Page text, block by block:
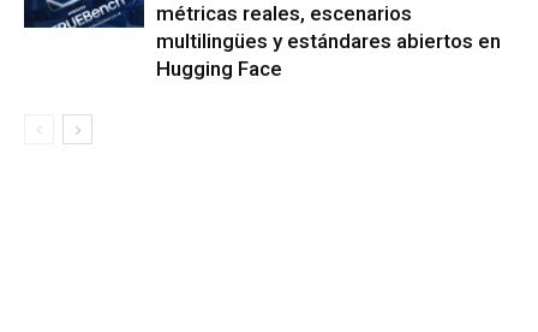
métricas reales, escenarios
multilingües y estándares abiertos en
Hugging Face